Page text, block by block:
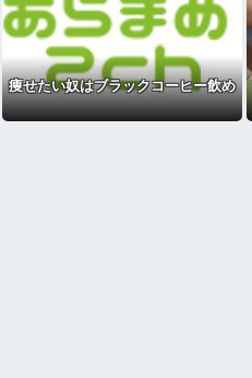
痩せたい奴はブラックコーヒー飲め